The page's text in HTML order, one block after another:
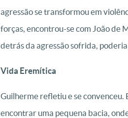
agressão se transformou em
forças, encontrou-se com João de
detrás da agressão sofrida,
Vida Eremítica
Guilherme refletiu e se convenceu.
encontrar uma pequena bacia,